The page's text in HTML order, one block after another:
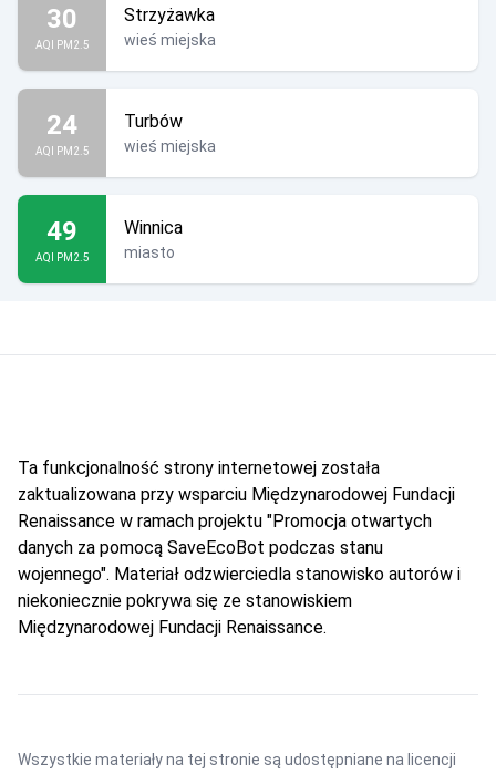
30
AQI PM2.5
Strzyżawka
wieś miejska
24
AQI PM2.5
Turbów
wieś miejska
49
AQI PM2.5
Winnica
miasto
Ta funkcjonalność strony internetowej została
zaktualizowana przy wsparciu Międzynarodowej Fundacji
Renaissance w ramach projektu "Promocja otwartych
danych za pomocą SaveEcoBot podczas stanu
wojennego". Materiał odzwierciedla stanowisko autorów i
niekoniecznie pokrywa się ze stanowiskiem
Międzynarodowej Fundacji Renaissance.
Wszystkie materiały na tej stronie są udostępniane na licencji